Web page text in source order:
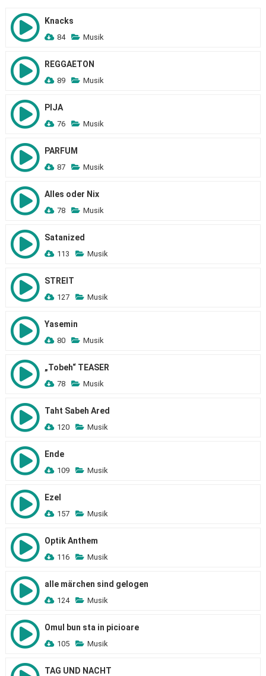
Knacks
84 Musik
REGGAETON
89 Musik
PIJA
76 Musik
PARFUM
87 Musik
Alles oder Nix
78 Musik
Satanized
113 Musik
STREIT
127 Musik
Yasemin
80 Musik
„Tobeh“ TEASER
78 Musik
Taht Sabeh Ared
120 Musik
Ende
109 Musik
Ezel
157 Musik
Optik Anthem
116 Musik
alle märchen sind gelogen
124 Musik
Omul bun sta in picioare
105 Musik
TAG UND NACHT